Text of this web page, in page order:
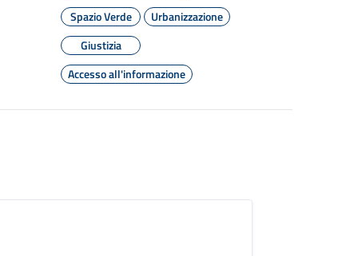
Spazio Verde
Urbanizzazione
Giustizia
Accesso all'informazione